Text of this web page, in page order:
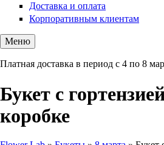
Доставка и оплата
Корпоративным клиентам
Меню
Платная доставка в период с 4 по 8
Букет с
коробке